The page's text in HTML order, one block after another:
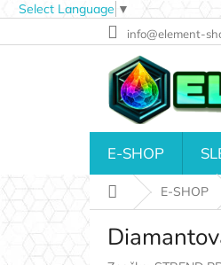
Select Language ▼
na
info@element-
E-SHOP
Domů E-SHOP